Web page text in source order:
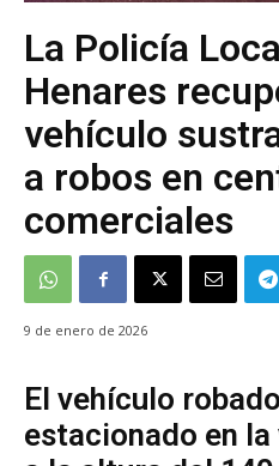
La Policía
Henares
vehículo
a robos en
comerciales
9 de enero de 2026
El vehículo
estacionado en